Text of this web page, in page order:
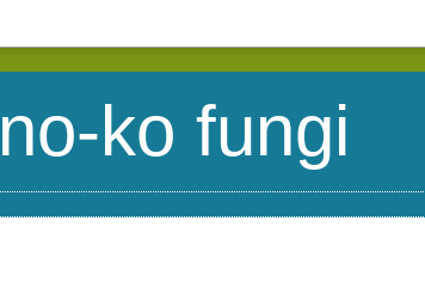
ko fungi